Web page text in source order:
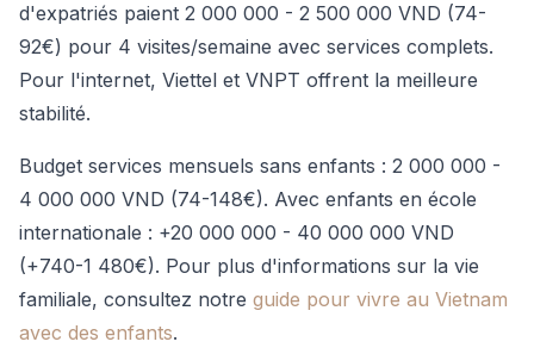
d'expatriés paient 2 000 000 - 2 500 000 VND (74-
92€) pour 4 visites/semaine avec services complets.
Pour l'internet, Viettel et VNPT offrent la meilleure
stabilité.
Budget services mensuels sans enfants : 2 000 000 -
4 000 000 VND (74-148€). Avec enfants en école
internationale : +20 000 000 - 40 000 000 VND
(+740-1 480€). Pour plus d'informations sur la vie
familiale, consultez notre guide pour vivre au Vietnam
avec des enfants.